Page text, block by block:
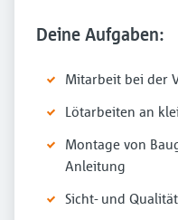
Deine Aufgaben:
Mitarbeit bei der
Lötarbeiten an
Montage von
Anleitung
Sicht- und